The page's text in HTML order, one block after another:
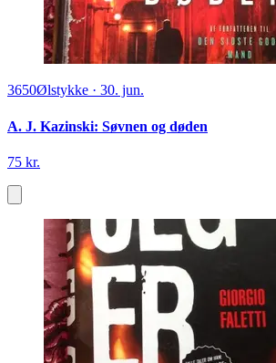
3650Ølstykke · 30. jun.
A. J. Kazinski: Søvnen og døden
75 kr.